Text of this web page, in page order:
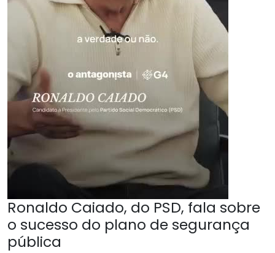
Ronaldo Caiado, do PSD, fala sobre
o sucesso do plano de segurança
pública